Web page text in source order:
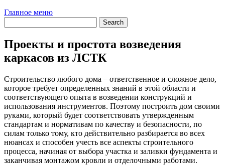
Главное меню
Проекты и простота возведения
каркасов из ЛСТК
Строительство любого дома – ответственное и сложное дело,
которое требует определенных знаний в этой области и
соответствующего опыта в возведении конструкций и
использования инструментов. Поэтому построить дом своими
руками, который будет соответствовать утвержденным
стандартам и нормативам по качеству и безопасности, по
силам только тому, кто действительно разбирается во всех
нюансах и способен учесть все аспекты строительного
процесса, начиная от выбора участка и заливки фундамента и
заканчивая монтажом кровли и отделочными работами.